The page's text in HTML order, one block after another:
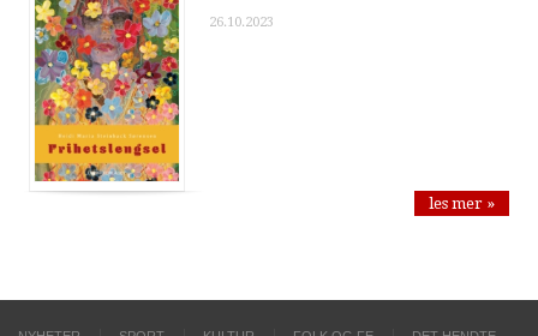
26.10.2023
les mer »